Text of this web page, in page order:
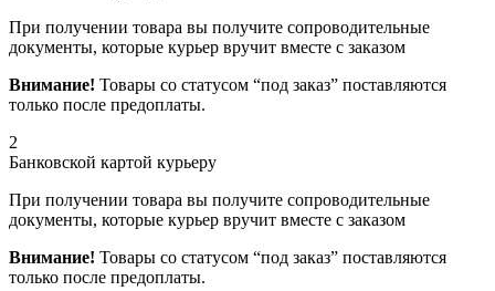
При получении товара вы получите сопроводительные
документы, которые курьер вручит вместе с заказом
Внимание! Товары со статусом “под заказ” поставляются
только после предоплаты.
2
Банковской картой курьеру
При получении товара вы получите сопроводительные
документы, которые курьер вручит вместе с заказом
Внимание! Товары со статусом “под заказ” поставляются
только после предоплаты.